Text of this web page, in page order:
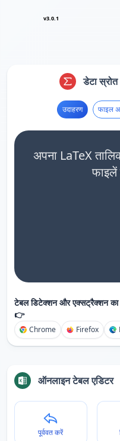
v3.0.1
डेटा स्रोत
उदाहरण फाइल
अपना LaTeX
फाइलें
टेबल डिटेक्शन और एक्सट्रैक्शन
👉
Chrome Firefox
ऑनलाइन टेबल एडिटर
पूर्ववत करें